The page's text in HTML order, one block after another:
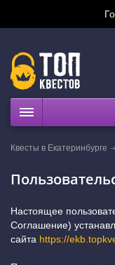
Рейтинги
Сертификаты
Квесты в Екатеринбурге
Настоящее
Соглашение)
сайта https://